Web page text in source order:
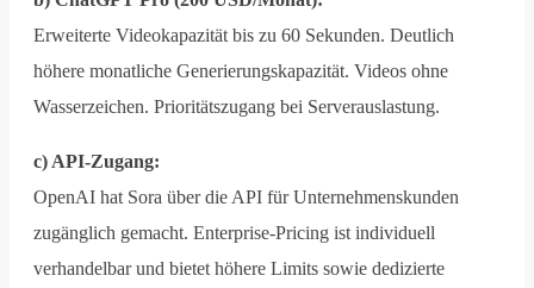
Erweiterte Videokapazität bis zu 60 Sekunden. Deutlich
höhere monatliche Generierungskapazität. Videos ohne
Wasserzeichen. Prioritätszugang bei Serverauslastung.
c) API-Zugang:
OpenAI hat Sora über die API für Unternehmenskunden
zugänglich gemacht. Enterprise-Pricing ist individuell
verhandelbar und bietet höhere Limits sowie dedizierte